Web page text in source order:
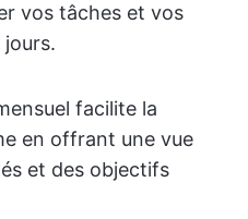
vos tâches et vos
jours.
facilite la
en offrant une vue
et des objectifs